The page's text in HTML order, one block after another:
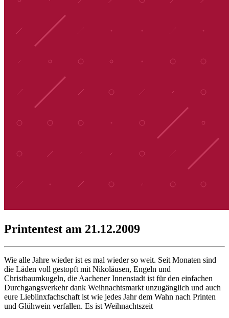
Printentest am 21.12.2009
Wie alle Jahre wieder ist es mal wieder so weit. Seit Monaten sind
die Läden voll gestopft mit Nikoläusen, Engeln und
Christbaumkugeln, die Aachener Innenstadt ist für den einfachen
Durchgangsverkehr dank Weihnachtsmarkt unzugänglich und auch
eure Lieblinxfachschaft ist wie jedes Jahr dem Wahn nach Printen
und Glühwein verfallen. Es ist Weihnachtszeit